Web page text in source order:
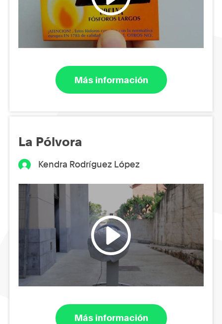
Más información
La Pólvora
Kendra Rodríguez López
Más información